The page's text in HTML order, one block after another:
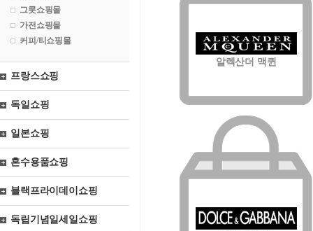
그릇쇼핑몰
가전쇼핑몰
커피/티쇼핑몰
프랑스쇼핑
독일쇼핑
일본쇼핑
혼수용품쇼핑
블랙프라이데이쇼핑
독립기념일세일쇼핑
알렉산더 맥퀸